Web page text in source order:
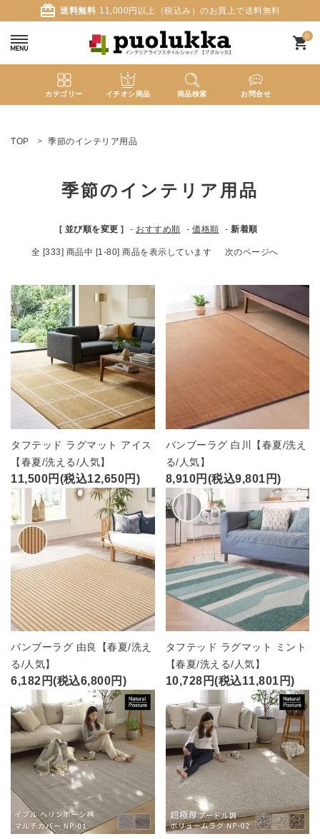
card_giftcard 送料無料 11,000円以上（税込み）のお買上で送料無料
0
shopping_cart
カテゴリー イチオシ商品 商品検索 お問合せ
ようこそ ゲスト 様
person
search
カテゴリーから探す
ブランド
ガイドライン
TOP 季節のインテリア用品
季節のインテリア用品
[ 並び順を変更 ] - おすすめ順 - 価格順 - 新着順
全 [333] 商品中 [1-80] 商品を表示しています 次のページへ
タフテッド ラグマット アイス
【春夏/洗える/人気】
11,500円(税込12,650円)
バンブーラグ 白川【春夏/洗え
る/人気】
8,910円(税込9,801円)
バンブーラグ 由良【春夏/洗え
る/人気】
6,182円(税込6,800円)
タフテッド ラグマット ミント
【春夏/洗える/人気】
10,728円(税込11,801円)